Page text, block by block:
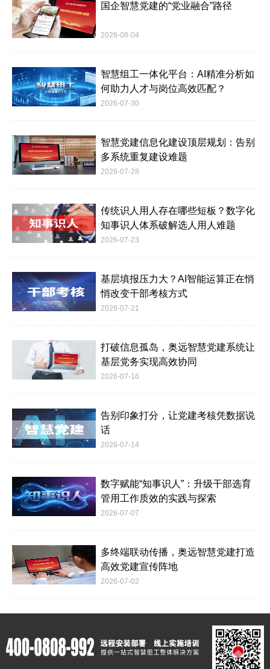
国企智慧党建的“党业融合”路径
2026-08-04
智慧组工一体化平台：AI精准分析如
何助力人才与岗位高效匹配？
2026-07-30
智慧党建信息化建设顶层规划：告别
多系统重复建设难题
2026-07-28
传统识人用人存在哪些短板？数字化
知事识人体系破解选人用人难题
2026-07-23
基层填报压力大？AI智能运算正在悄
悄改变干部考核方式
2026-07-21
打破信息孤岛，奥远智慧党建系统让
基层党务实现高效协同
2026-07-16
告别印象打分，让党建考核凭数据说
话
2026-07-14
数字赋能“知事识人”：升级干部选育
管用工作质效的实践与探索
2026-07-07
多终端联动传播，奥远智慧党建打造
高效党建宣传阵地
2026-07-02